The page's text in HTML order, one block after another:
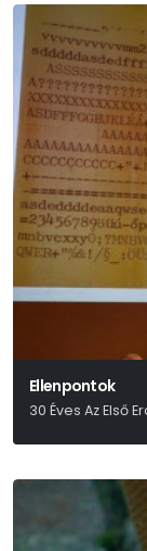
Ellenpontok
30 Éves Az Első